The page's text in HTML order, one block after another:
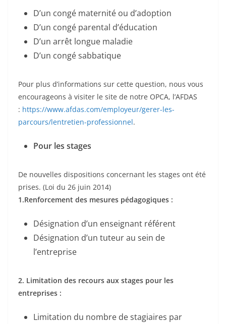
D’un congé maternité ou d’adoption
D’un congé parental d’éducation
D’un arrêt longue maladie
D’un congé sabbatique
Pour plus d’informations sur cette question, nous vous
encourageons à visiter le site de notre OPCA, l’AFDAS
: https://www.afdas.com/employeur/gerer-les-
parcours/lentretien-professionnel.
Pour les stages
De nouvelles dispositions concernant les stages ont été
prises. (Loi du 26 juin 2014)
1.Renforcement des mesures pédagogiques :
Désignation d’un enseignant référent
Désignation d’un tuteur au sein de
l’entreprise
2. Limitation des recours aux stages pour les
entreprises :
Limitation du nombre de stagiaires par